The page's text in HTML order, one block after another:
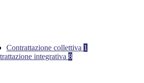
Contrattazione collettiva 1
integrativa 8